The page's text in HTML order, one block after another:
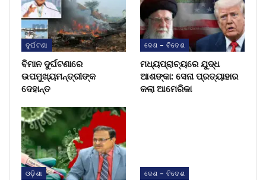
ଦୁର୍ଘଟଣା
ବିମାନ ଦୁର୍ଘଟଣାରେ
ଉପମୁଖ୍ୟମନ୍ତ୍ରୀଙ୍କ
ଦେହାନ୍ତ
ଦେଶ - ବିଦେଶ
ମଧ୍ୟପ୍ରାଚ୍ୟରେ ଯୁଦ୍ଧ
ଆଶଙ୍କା: ସେନା ପ୍ରତ୍ୟାହାର
କଲା ଆମେରିକା
ଓଡ଼ିଶା ଦେଶ - ବିଦେଶ